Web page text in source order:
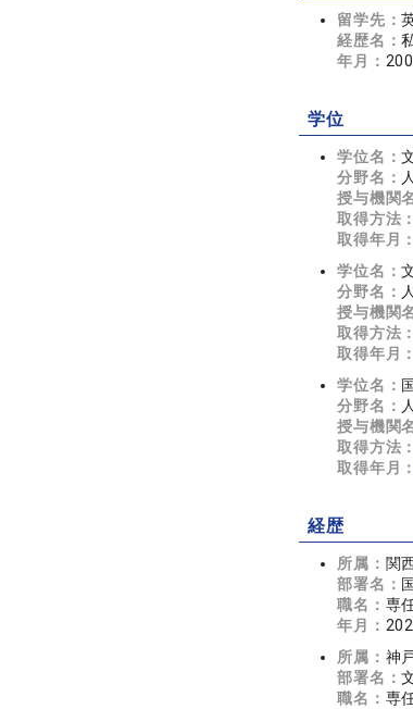
留学先：
経歴名：
年月：
学位
学位名：
分野名：
授与機関
取得方法
取得年月：
学位名：
分野名：
授与機関
取得方法
取得年月：
学位名：
分野名：
授与機関
取得方法
取得年月：
経歴
所属： 関
部署名：
職名： 専
年月：
所属： 神
部署名：
職名： 専